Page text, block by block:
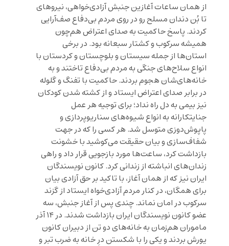
از همان ساعات آغازین جنبش آزادی‌خواهی، نیروهای
تا بُن دندان مسلح رو در روی مردم بی‌دفاع صف‌آرایی
کردند. پاسخ حاکمیت به صدای اعتراض هم‌چون
همیشه سرکوب و کشتار سبعانه بود. در برخی
استان‌ها از جمله سیستان و بلوچستان و کردستان با
انواع سلاح‌های جنگی به مردم بی‌دفاع تاختند و به
خانه‌‌های‌شان هجوم بردند. حاکمیت با تفنگ و گلوله
در برابر صدای اعتراض ایستاد و از کشته شدن کودکان
نیز بیمی به دل راه نداد؛ برای توجیه هر عمل
جنایتکارانه به انواع شیوه‌های سناریوپردازی و
پاپوش‌دوزی متوسل شد. هر کسی را که در جهت
شفاف‌سازی و بیان حقیقت می‌کوشید با خشونت
بازداشت کرد، ساعت‌ها مورد بازجویی قرار داد و راهی
زندان‌های انباشته از زندانی کرد. کانون نویسندگان
ایران نیز که از همان آغاز، با تاکید بر حق آزادی بیان
برای همگان، در کنار مردم آزادی‌خواه ایستاد از گزند
سرکوب در امان نماند. چندی پس از آغاز جنبش، سه
عضو کانون نویسندگان ایران بازداشت شدند. در ۱۴ آذر
ماموران هم‌زمان به خانه‌های دو تن از دبیران کانون
یورش بردند و یکی را با شکستن درِ خانه به ضرب تبر و